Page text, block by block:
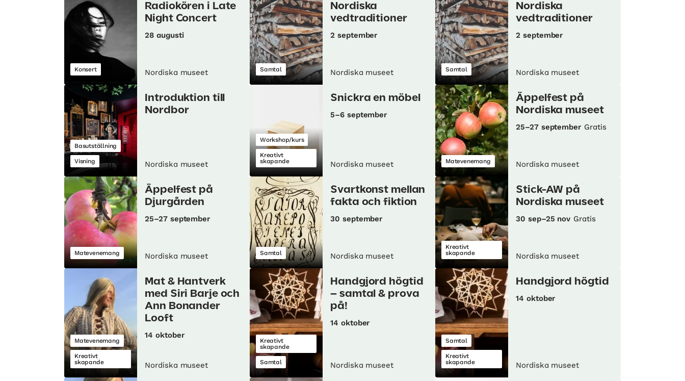
Konsert
Radiokören i Late
Night Concert
28 augusti
Nordiska museet Samtal
Nordiska
vedtraditioner
2 september
Nordiska museet Samtal
Nordiska
vedtraditioner
2 september
Nordiska museet
Basutställning
Visning
Introduktion till
Nordbor
Nordiska museet
Workshop/kurs
Kreativt
skapande
Snickra en möbel
5–6 september
Nordiska museet Matevenemang
Äppelfest på
Nordiska museet
25–27 september Gratis
Nordiska museet
Matevenemang
Äppelfest på
Djurgården
25–27 september
Nordiska museet Samtal
Svartkonst mellan
fakta och fiktion
30 september
Nordiska museet
Kreativt
skapande
Stick-AW på
Nordiska museet
30 sep–25 nov Gratis
Nordiska museet
Matevenemang
Kreativt
skapande
Mat & Hantverk
med Siri Barje och
Ann Bonander
Looft
14 oktober
Nordiska museet
Kreativt
skapande
Samtal
Handgjord högtid
– samtal & prova
på!
14 oktober
Nordiska museet
Samtal
Kreativt
skapande
Handgjord högtid
14 oktober
Nordiska museet